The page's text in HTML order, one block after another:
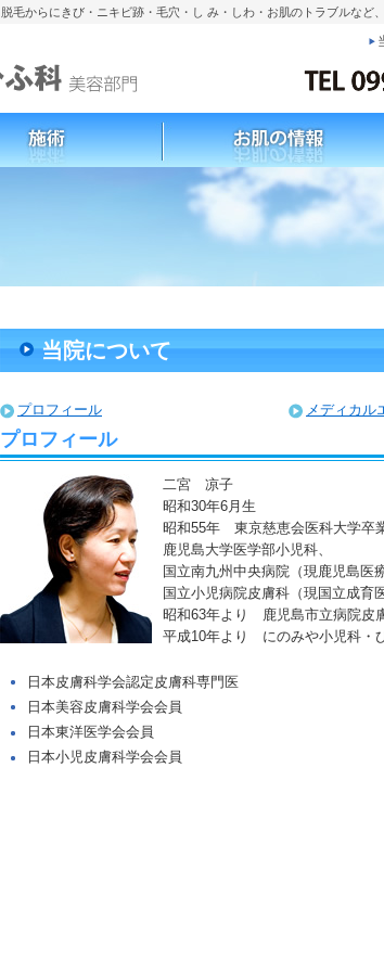
毛からにきび・ニキビ跡・毛穴・し み・しわ・お肌のトラブルなど
当院について
プロフィール メディカル
プロフィール
二宮 凉子
昭和30年6月生
昭和55年 東京慈恵会医科大学卒
鹿児島大学医学部小児科、
国立南九州中央病院（現鹿児島医
国立小児病院皮膚科（現国立成育
昭和63年より 鹿児島市立病院皮
平成10年より にのみや小児科・
日本皮膚科学会認定皮膚科専門医
日本美容皮膚科学会会員
日本東洋医学会会員
日本小児皮膚科学会会員